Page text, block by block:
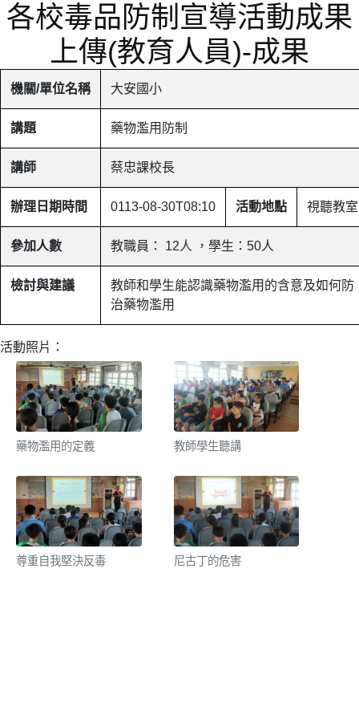
各校毒品防制宣導活動成果
上傳(教育人員)-成果
機關/單位名稱 大安國小
講題 藥物濫用防制
講師 蔡忠課校長
辦理日期時間 0113-08-30T08:10 活動地點 視聽教室
參加人數 教職員： 12人 ，學生：50人
檢討與建議
教師和學生能認識藥物濫用的含意及如何防
治藥物濫用
活動照片：
藥物濫用的定義 教師學生聽講
尊重自我堅決反毒 尼古丁的危害